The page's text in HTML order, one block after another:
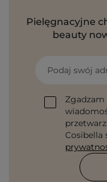
Pielęgnacyjne
beauty
Podaj swój
Cosibella